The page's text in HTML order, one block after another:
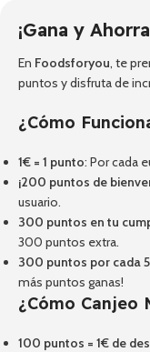
¡Gana y
En Foodsforyou, te
puntos y disfruta de
¿Cómo
1€ = 1 punto: Por cada
¡200 puntos de
usuario.
300 puntos en tu
300 puntos extra.
300 puntos por cada
más puntos ganas!
¿Cómo Canjeo
100 puntos = 1€ de